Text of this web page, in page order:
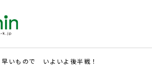
早いもので いよいよ後半戦！